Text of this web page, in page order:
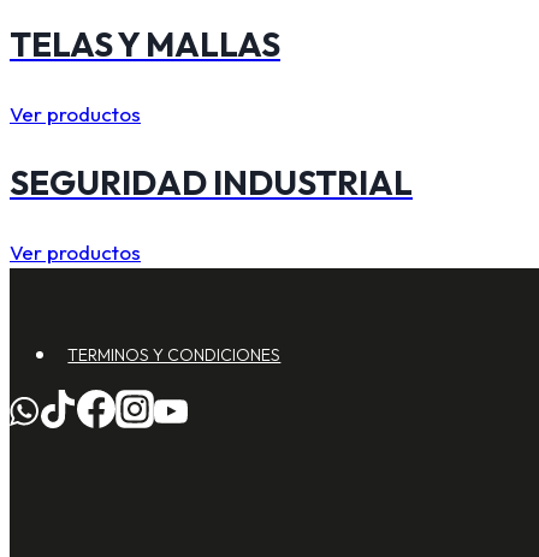
TELAS Y MALLAS
Ver productos
SEGURIDAD INDUSTRIAL
Ver productos
TERMINOS Y CONDICIONES